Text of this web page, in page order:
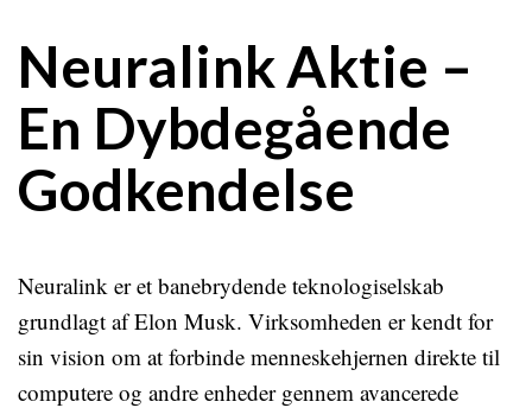
Neuralink Aktie –
En Dybdegående
Godkendelse
Neuralink er et banebrydende teknologiselskab
grundlagt af Elon Musk. Virksomheden er kendt for
sin vision om at forbinde menneskehjernen direkte til
computere og andre enheder gennem avancerede